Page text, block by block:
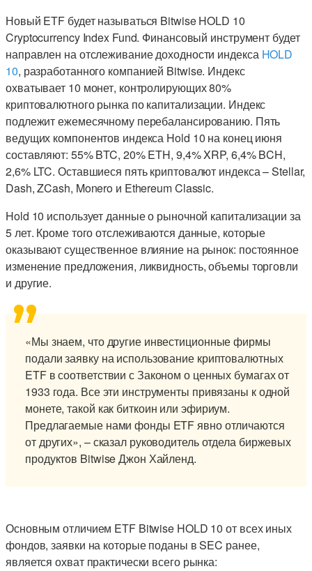
Новый ETF будет называться Bitwise HOLD 10
Cryptocurrency Index Fund. Финансовый инструмент будет
направлен на отслеживание доходности индекса HOLD
10, разработанного компанией Bitwise. Индекс
охватывает 10 монет, контролирующих 80%
криптовалютного рынка по капитализации. Индекс
подлежит ежемесячному перебалансированию. Пять
ведущих компонентов индекса Hold 10 на конец июня
составляют: 55% BTC, 20% ETH, 9,4% XRP, 6,4% BCH,
2,6% LTC. Оставшиеся пять криптовалют индекса – Stellar,
Dash, ZCash, Monero и Ethereum Classic.
Hold 10 использует данные о рыночной капитализации за
5 лет. Кроме того отслеживаются данные, которые
оказывают существенное влияние на рынок: постоянное
изменение предложения, ликвидность, объемы торговли
и другие.
«Мы знаем, что другие инвестиционные фирмы
подали заявку на использование криптовалютных
ETF в соответствии с Законом о ценных бумагах от
1933 года. Все эти инструменты привязаны к одной
монете, такой как биткоин или эфириум.
Предлагаемые нами фонды ETF явно отличаются
от других», – сказал руководитель отдела биржевых
продуктов Bitwise Джон Хайленд.
Основным отличием ETF Bitwise HOLD 10 от всех иных
фондов, заявки на которые поданы в SEC ранее,
является охват практически всего рынка: